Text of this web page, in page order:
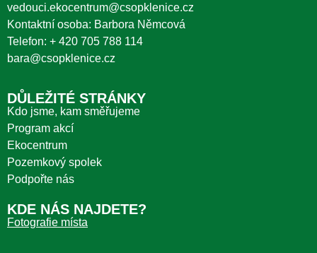
vedouci.ekocentrum@csopklenice.cz
Kontaktní osoba: Barbora Němcová
Telefon: + 420 705 788 114
bara@csopklenice.cz
DŮLEŽITÉ STRÁNKY
Kdo jsme, kam směřujeme
Program akcí
Ekocentrum
Pozemkový spolek
Podpořte nás
KDE NÁS NAJDETE?
Fotografie místa